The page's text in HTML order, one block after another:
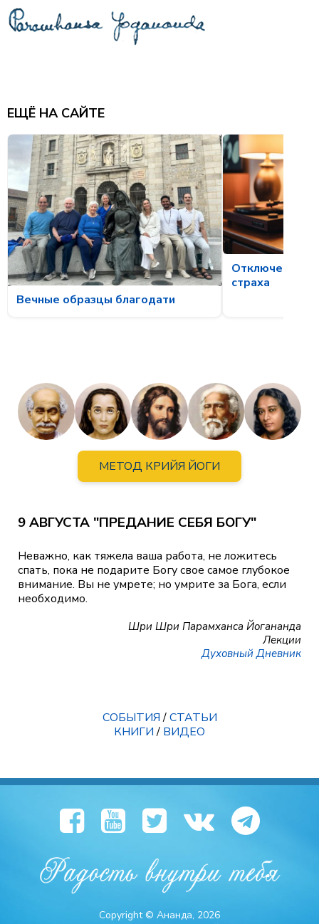
ЕЩЁ НА САЙТЕ
Вечные образцы благодати
Отключение
страха
МЕТОД КРИЙЯ ЙОГИ
9 АВГУСТА "ПРЕДАНИЕ СЕБЯ БОГУ"
Неважно, как тяжела ваша работа, не ложитесь
спать, пока не подарите Богу свое самое глубокое
внимание. Вы не умрете; но умрите за Бога, если
необходимо.
Шри Шри Парамханса Йогананда
Лекции
Духовный Дневник
СОБЫТИЯ/СТАТЬИ
КНИГИ/ ВИДЕО
Copyright © Ананда, 2026